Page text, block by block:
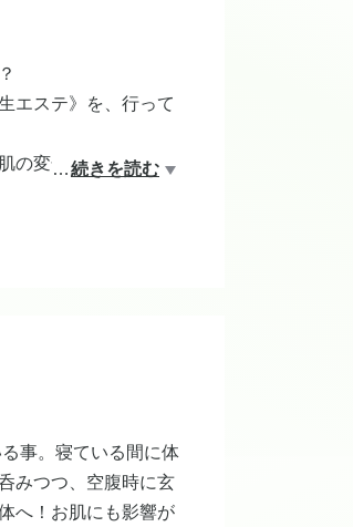
エステ》を、行って
の変化、信頼と実績
…続きを読む
事。寝ている間に体
みつつ、空腹時に玄
へ！お肌にも影響が